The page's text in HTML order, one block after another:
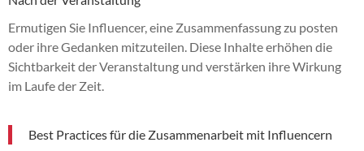
Ermutigen Sie Influencer, eine Zusammenfassung zu posten
oder ihre Gedanken mitzuteilen. Diese Inhalte erhöhen die
Sichtbarkeit der Veranstaltung und verstärken ihre Wirkung
im Laufe der Zeit.
Best Practices für die Zusammenarbeit mit Influencern